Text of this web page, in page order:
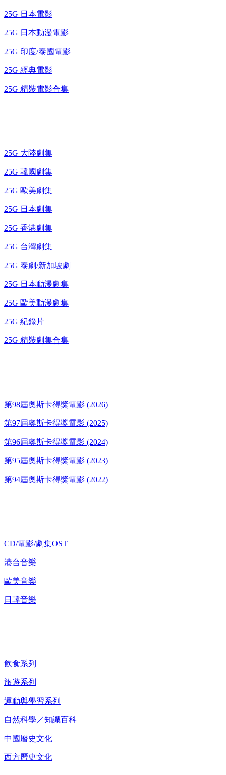
25G 日本電影
25G 日本動漫電影
25G 印度/泰國電影
25G 經典電影
25G 精裝電影合集
25G 大陸劇集
25G 韓國劇集
25G 歐美劇集
25G 日本劇集
25G 香港劇集
25G 台灣劇集
25G 泰劇/新加坡劇
25G 日本動漫劇集
25G 歐美動漫劇集
25G 紀錄片
25G 精裝劇集合集
第98屆奧斯卡得獎電影 (2026)
第97屆奧斯卡得獎電影 (2025)
第96屆奧斯卡得獎電影 (2024)
第95屆奧斯卡得獎電影 (2023)
第94屆奧斯卡得獎電影 (2022)
CD/電影/劇集OST
港台音樂
歐美音樂
日韓音樂
飲食系列
旅遊系列
運動與學習系列
自然科學／知識百科
中國曆史文化
西方曆史文化